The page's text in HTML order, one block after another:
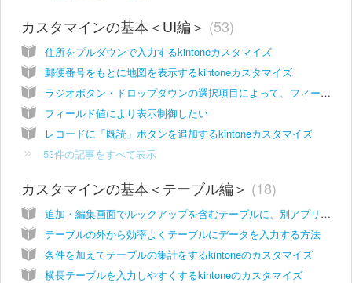
カスタマインの基本＜UI編＞ 53
住所をプルダウンで入力するkintoneカスタマイズ
郵便番号をもとに地図を表示するkintoneカスタマイズ
ラジオボタン・ドロップダウンの選択項目によって、フィールド・グループの表示/非表示を切り替えるkintoneカスタマイズ
フィールド値により表示制御したい
レコードに「既読」ボタンを追加するkintoneカスタマイズ
53件の記事をすべて表示
カスタマインの基本＜テーブル編＞ 18
追加・編集画面でルックアップを含むテーブルに、別アプリの複数レコードを選択して追加するカスタマイズ
テーブルの外から効率よくテーブルにデータを入力する方法
条件を加えてテーブルの集計をするkintoneのカスタマイズ
横長テーブルを入力しやすくするkintoneのカスタマイズ